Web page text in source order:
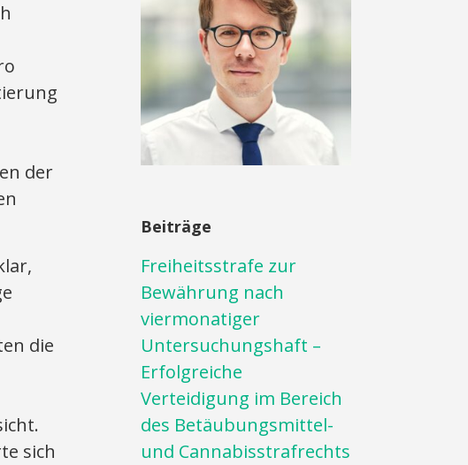
der
die
sich
Beiträge
Freiheitsstrafe zur
Bewährung nach
viermonatiger
Untersuchungshaft –
Erfolgreiche
Verteidigung im Bereich
des Betäubungsmittel-
und Cannabisstrafrechts